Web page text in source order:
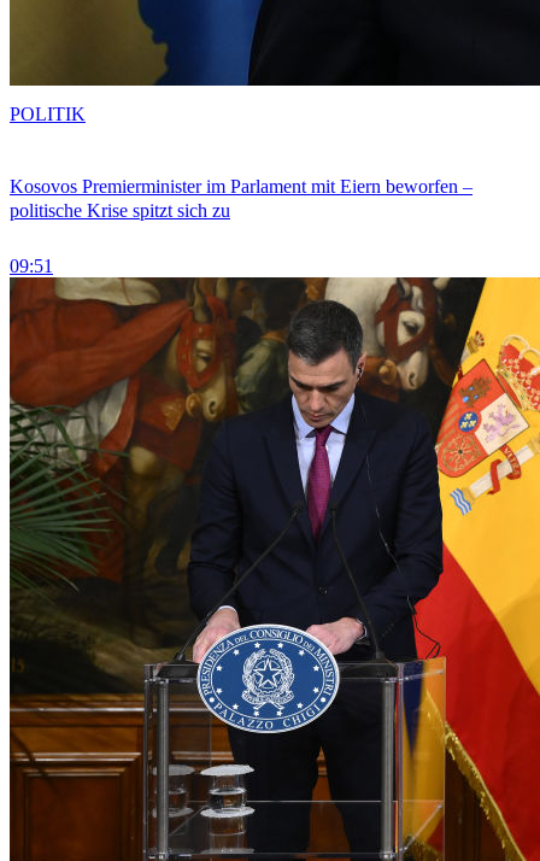
Kosovos Premierminister im Parlament mit Eiern beworfen –
politische Krise spitzt sich zu
09:51
POLITIK